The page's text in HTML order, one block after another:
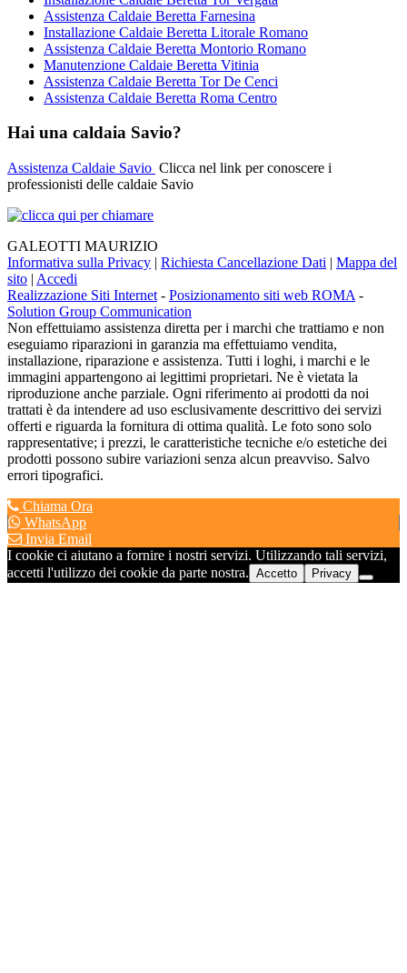
Assistenza Caldaie Beretta Farnesina
Installazione Caldaie Beretta Litorale Romano
Assistenza Caldaie Beretta Montorio Romano
Manutenzione Caldaie Beretta Vitinia
Assistenza Caldaie Beretta Tor De Cenci
Assistenza Caldaie Beretta Roma Centro
Hai una caldaia Savio?
Assistenza Caldaie Savio Clicca nel link per conoscere i
professionisti delle caldaie Savio
GALEOTTI MAURIZIO
Informativa sulla Privacy | Richiesta Cancellazione Dati | Mappa del
sito | Accedi
Realizzazione Siti Internet - Posizionamento siti web ROMA -
Solution Group Communication
Non effettuiamo assistenza diretta per i marchi che trattiamo e non
eseguiamo riparazioni in garanzia ma effettuiamo vendita,
installazione, riparazione e assistenza. Tutti i loghi, i marchi e le
immagini appartengono ai legittimi proprietari. Ne è vietata la
riproduzione anche parziale. Ogni riferimento ai prodotti da noi
trattati è da intendere ad uso esclusivamente descrittivo dei servizi
offerti e riguarda la fornitura di ottima qualità. Le foto sono solo
rappresentative; i prezzi, le caratteristiche tecniche e/o estetiche dei
prodotti possono subire variazioni senza alcun preavviso. Salvo
errori tipografici.
Chiama Ora
WhatsApp
Invia Email
I cookie ci aiutano a fornire i nostri servizi. Utilizzando tali servizi,
accetti l'utilizzo dei cookie da parte nostra. Accetto Privacy